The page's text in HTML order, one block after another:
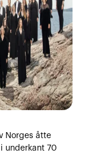
Norges åtte
underkant 70